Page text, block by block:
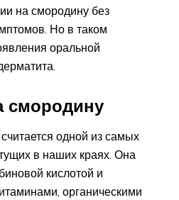
на смородину без
Но в таком
оральной
смородину
одной из самых
в наших краях. Она
кислотой и
органическими